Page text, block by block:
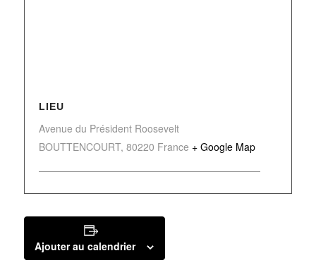
LIEU
Avenue du Président Roosevelt
BOUTTENCOURT, 80220 France + Google Map
Ajouter au calendrier